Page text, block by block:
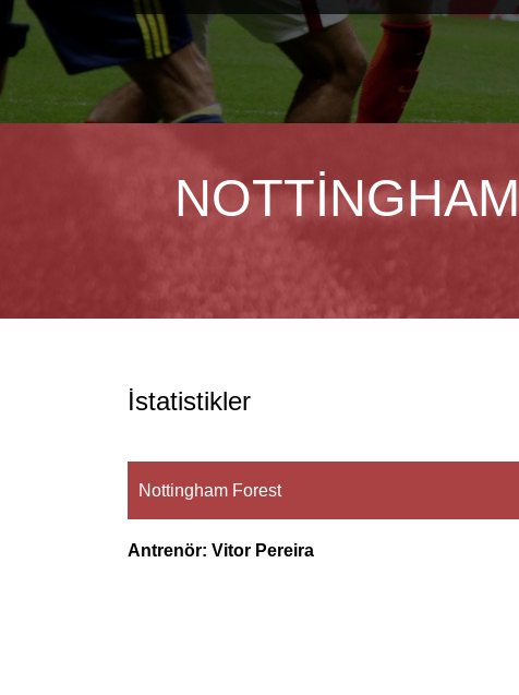
İstatistikler
Nottingham Forest
Antrenör: Vitor Pereira